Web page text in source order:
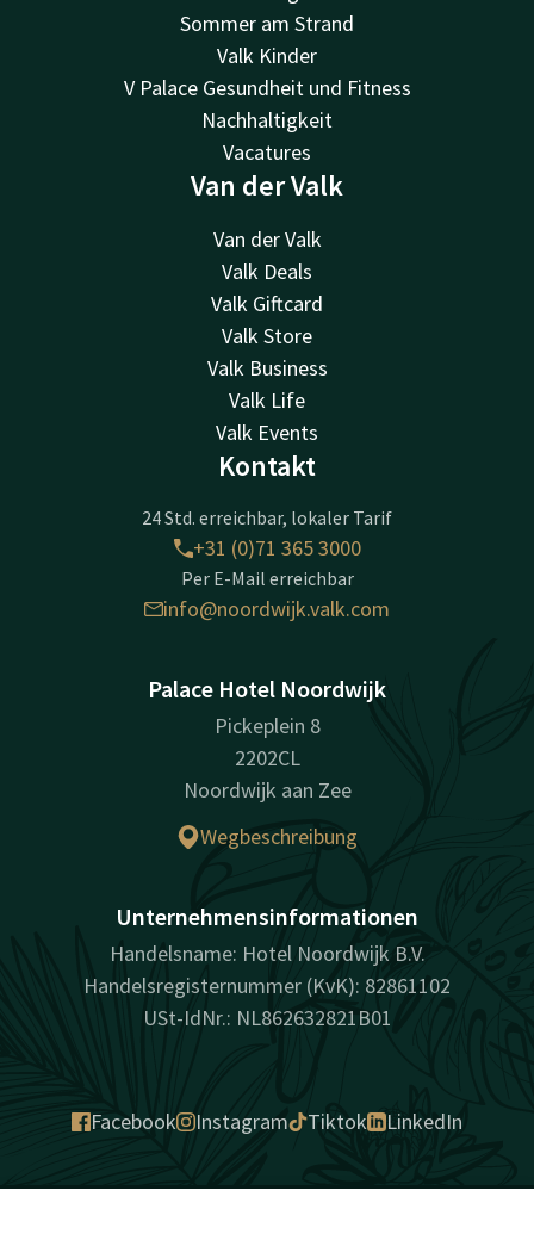
Sommer am Strand
Valk Kinder
V Palace Gesundheit und Fitness
Nachhaltigkeit
Vacatures
Van der Valk
Van der Valk
Valk Deals
Valk Giftcard
Valk Store
Valk Business
Valk Life
Valk Events
Kontakt
24 Std. erreichbar, lokaler Tarif
+31 (0)71 365 3000
Per E-Mail erreichbar
info@noordwijk.valk.com
Palace Hotel Noordwijk
Pickeplein 8
2202CL
Noordwijk aan Zee
Wegbeschreibung
Unternehmensinformationen
Handelsname: Hotel Noordwijk B.V.
Handelsregisternummer (KvK): 82861102
USt-IdNr.: NL862632821B01
Facebook Instagram Tiktok LinkedIn